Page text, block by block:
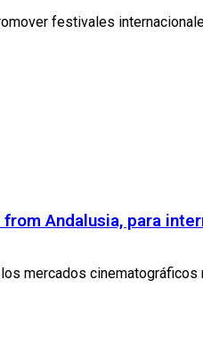
festivales
Andalusia, para
mercados cinematográficos